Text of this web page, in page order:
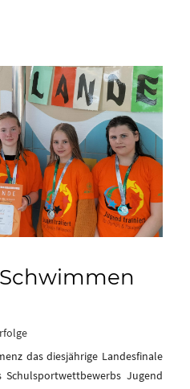
das diesjährige Landesfinale
Jugend